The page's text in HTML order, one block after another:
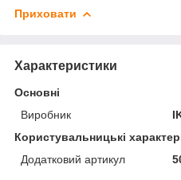
Приховати
Характеристики
Основні
Виробник
Користувальницькі
Додатковий артикул